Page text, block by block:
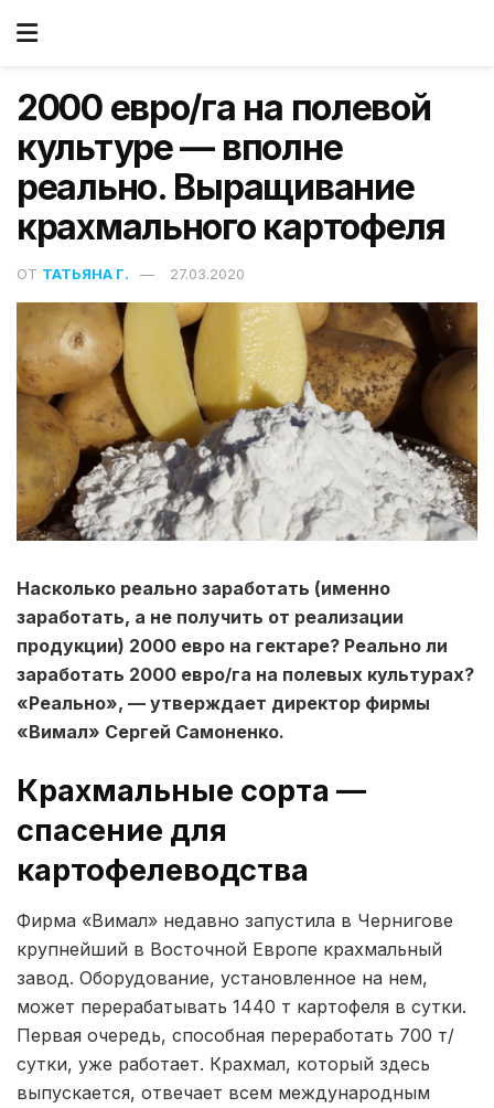
2000 евро/га на полевой
культуре — вполне
реально. Выращивание
крахмального картофеля
ОТ ТАТЬЯНА Г. 27.03.2020
Насколько реально заработать (именно
заработать, а не получить от реализации
продукции) 2000 евро на гектаре? Реально ли
заработать 2000 евро/га на полевых культурах?
«Реально», — утверждает директор фирмы
«Вимал» Сергей Самоненко.
Крахмальные сорта —
спасение для
картофелеводства
Фирма «Вимал» недавно запустила в Чернигове
крупнейший в Восточной Европе крахмальный
завод. Оборудование, установленное на нем,
может перерабатывать 1440 т картофеля в сутки.
Первая очередь, способная переработать 700 т/
сутки, уже работает. Крахмал, который здесь
выпускается, отвечает всем международным